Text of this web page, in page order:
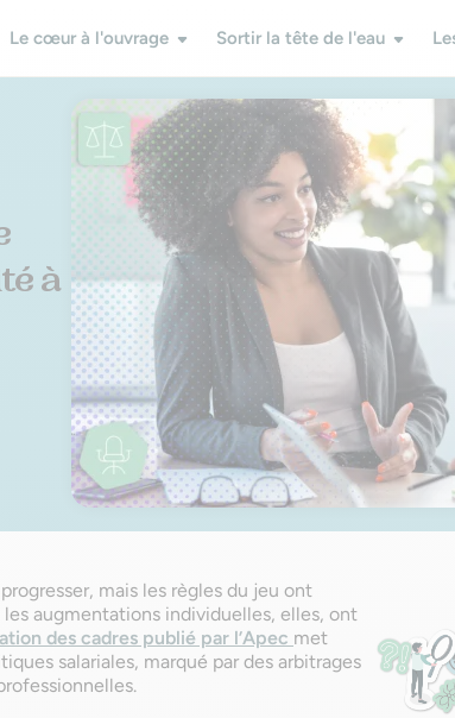
Le cœur à l'ouvrage Sortir la tête de l'eau
à
mais les règles du jeu ont
augmentations individuelles, elles, ont
des cadres publié par l’Apec met
salariales, marqué par des arbitrages